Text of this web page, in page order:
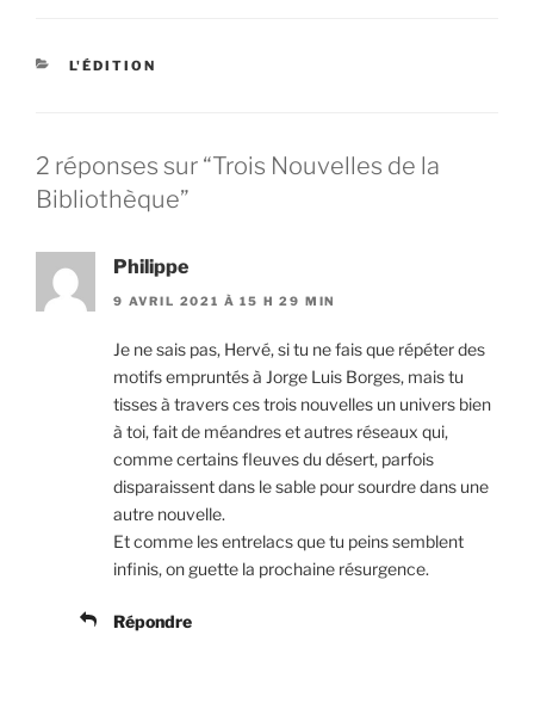
CATÉGORIES
L'ÉDITION
2 réponses sur “Trois Nouvelles de la
Bibliothèque”
Philippe
9 AVRIL 2021 À 15 H 29 MIN
Je ne sais pas, Hervé, si tu ne fais que répéter des
motifs empruntés à Jorge Luis Borges, mais tu
tisses à travers ces trois nouvelles un univers bien
à toi, fait de méandres et autres réseaux qui,
comme certains fleuves du désert, parfois
disparaissent dans le sable pour sourdre dans une
autre nouvelle.
Et comme les entrelacs que tu peins semblent
infinis, on guette la prochaine résurgence.
Répondre